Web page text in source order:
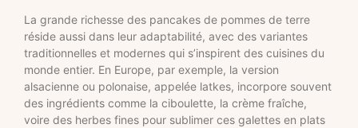
La grande richesse des pancakes de pommes de terre
réside aussi dans leur adaptabilité, avec des variantes
traditionnelles et modernes qui s’inspirent des cuisines du
monde entier. En Europe, par exemple, la version
alsacienne ou polonaise, appelée latkes, incorpore souvent
des ingrédients comme la ciboulette, la crème fraîche,
voire des herbes fines pour sublimer ces galettes en plats